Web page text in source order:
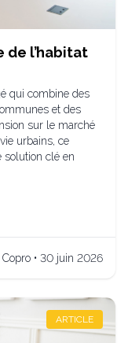
de l’habitat
qui combine des
et des
sur le marché
urbains, ce
solution clé en
Copro • 30 juin 2026
ARTICLE